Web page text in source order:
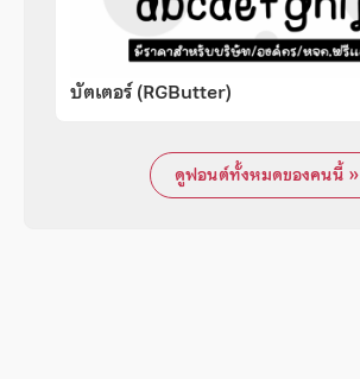
บัตเตอร์ (RGButter)
ดูฟอนต์ทั้งหมดของคนนี้ »